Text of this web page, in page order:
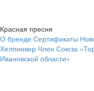
Красная пресня
О бренде Сертификаты
Хелпинвер Член Союза
Ивановской области»